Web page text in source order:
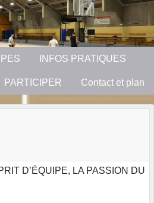
INFOS PRATIQUES
PARTICIPER Contact et plan
D’ÉQUIPE, LA PASSION DU